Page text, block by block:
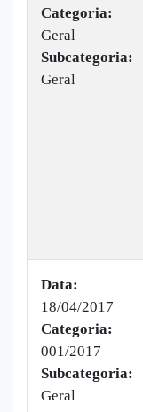
Categoria:
Geral
Subcategoria:
Geral
Data:
18/04/2017
Categoria:
001/2017
Subcategoria:
Geral